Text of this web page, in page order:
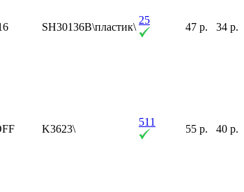
SH30136B\пластик\
25
47 р. 34 р.
K3623\
511
55 р. 40 р.